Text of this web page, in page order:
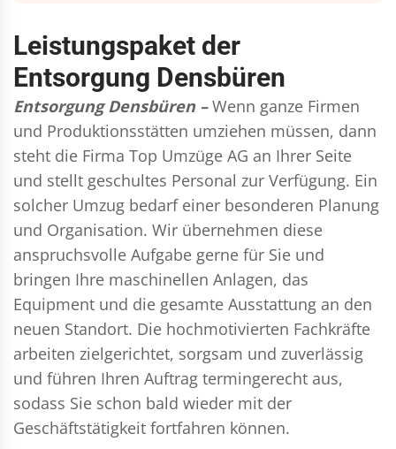
Leistungspaket der
Entsorgung Densbüren
Entsorgung Densbüren – Wenn ganze Firmen
und Produktionsstätten umziehen müssen, dann
steht die Firma Top Umzüge AG an Ihrer Seite
und stellt geschultes Personal zur Verfügung. Ein
solcher Umzug bedarf einer besonderen Planung
und Organisation. Wir übernehmen diese
anspruchsvolle Aufgabe gerne für Sie und
bringen Ihre maschinellen Anlagen, das
Equipment und die gesamte Ausstattung an den
neuen Standort. Die hochmotivierten Fachkräfte
arbeiten zielgerichtet, sorgsam und zuverlässig
und führen Ihren Auftrag termingerecht aus,
sodass Sie schon bald wieder mit der
Geschäftstätigkeit fortfahren können.